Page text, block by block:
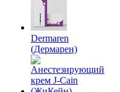
Dermaren
(Дермарен)